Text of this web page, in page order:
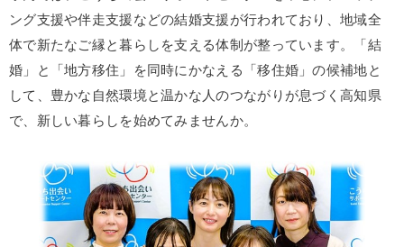
ング支援や伴走支援などの結婚支援が行われており、地域全
体で新たなご縁と暮らしを支える体制が整っています。「結
婚」と「地方移住」を同時にかなえる「移住婚」の候補地と
して、豊かな自然環境と温かな人のつながりが息づく高知県
で、新しい暮らしを始めてみませんか。